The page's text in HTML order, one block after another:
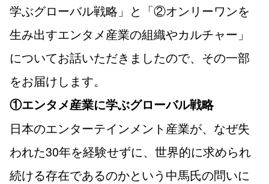
学ぶグローバル戦略」と「②オンリーワンを
生み出すエンタメ産業の組織やカルチャー」
についてお話いただきましたので、その一部
をお届けします。
①エンタメ産業に学ぶグローバル戦略
日本のエンターテインメント産業が、なぜ失
われた30年を経験せずに、世界的に求められ
続ける存在であるのかという中馬氏の問いに